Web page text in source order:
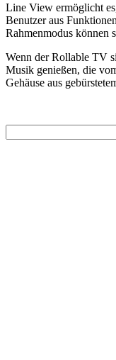
Line View ermöglicht
Benutzer aus
Rahmenmodus können
Wenn der Rollable TV
Musik genießen, die
Gehäuse aus